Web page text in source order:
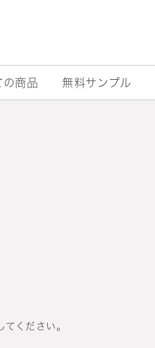
の商品 無料サンプル
ください。